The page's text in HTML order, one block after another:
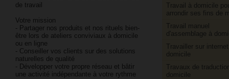
Travail à domicile
arrondir ses fins de
Travail manuel
d'assemblage à
Travailler sur
domicile
Travaux de
domicile
de travail
Votre mission
- Partager nos produits et nos rituels bien-
être lors de ateliers conviviaux à domicile
ou en ligne
- Conseiller vos clients sur des solutions
naturelles de qualité
- Développer votre propre réseau et bâtir
une activité indépendante à votre rythme